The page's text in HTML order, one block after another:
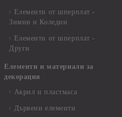
Елементи от шперплат -
Зимни и Коледни
Елементи от шперплат -
Други
Елементи и материали за
декорация
Акрил и пластмаса
Дървени елементи